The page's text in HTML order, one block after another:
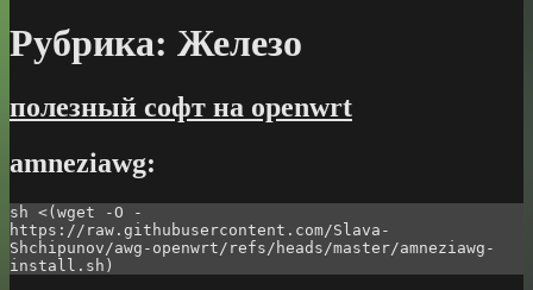
Рубрика: Железо
полезный софт на openwrt
amneziawg:
sh <(wget -O -
https://raw.githubusercontent.com/Slava-
Shchipunov/awg-openwrt/refs/heads/master/amneziawg-
install.sh)